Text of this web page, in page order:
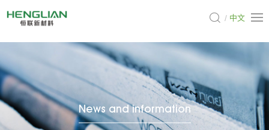
中文
News and information